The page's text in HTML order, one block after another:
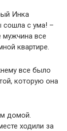
Инка
сошла с ума! –
мужчина все
квартире.
все было
которую она
домой.
ходили за